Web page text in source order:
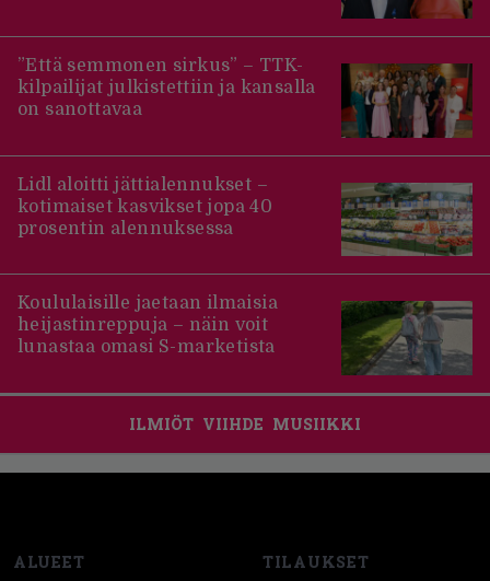
”Että semmonen sirkus” – TTK-
kilpailijat julkistettiin ja kansalla
on sanottavaa
Lidl aloitti jättialennukset –
kotimaiset kasvikset jopa 40
prosentin alennuksessa
Koululaisille jaetaan ilmaisia
heijastinreppuja – näin voit
lunastaa omasi S-marketista
ILMIÖT VIIHDE MUSIIKKI
ALUEET TILAUKSET